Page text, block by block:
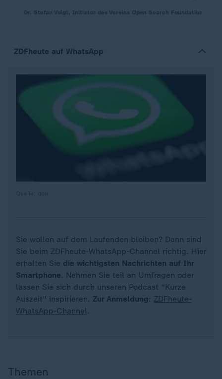
ZDFheute auf WhatsApp
Sie wollen auf dem Laufenden bleiben? Dann sind
Sie beim ZDFheute-WhatsApp-Channel richtig. Hier
erhalten Sie die wichtigsten Nachrichten auf Ihr
Smartphone. Nehmen Sie teil an Umfragen oder
lassen Sie sich durch unseren Podcast "Kurze
Auszeit" inspirieren. Zur Anmeldung : ZDFheute-
WhatsApp-Channel.
Themen